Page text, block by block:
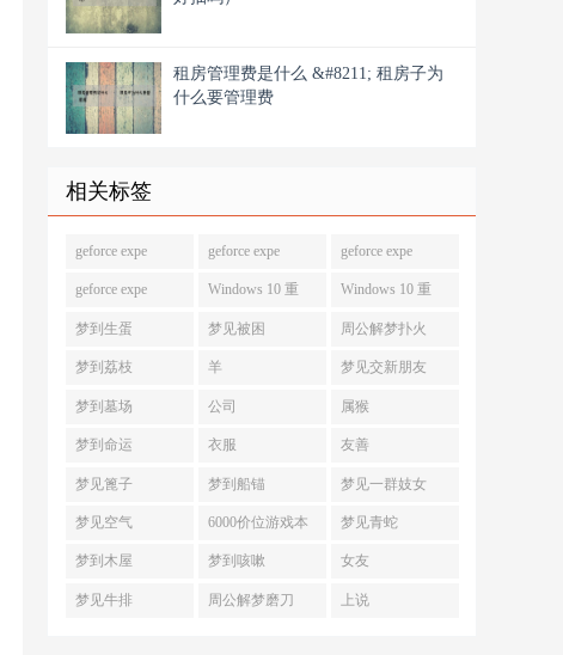
租房管理费是什么 &#8211; 租房子为
什么要管理费
相关标签
geforce expe geforce expe geforce expe
geforce expe Windows 10 重 Windows 10 重
梦到生蛋 梦见被困 周公解梦扑火
梦到荔枝 羊 梦见交新朋友
梦到墓场 公司 属猴
梦到命运 衣服 友善
梦见篦子 梦到船锚 梦见一群妓女
梦见空气 6000价位游戏本 梦见青蛇
梦到木屋 梦到咳嗽 女友
梦见牛排 周公解梦磨刀 上说